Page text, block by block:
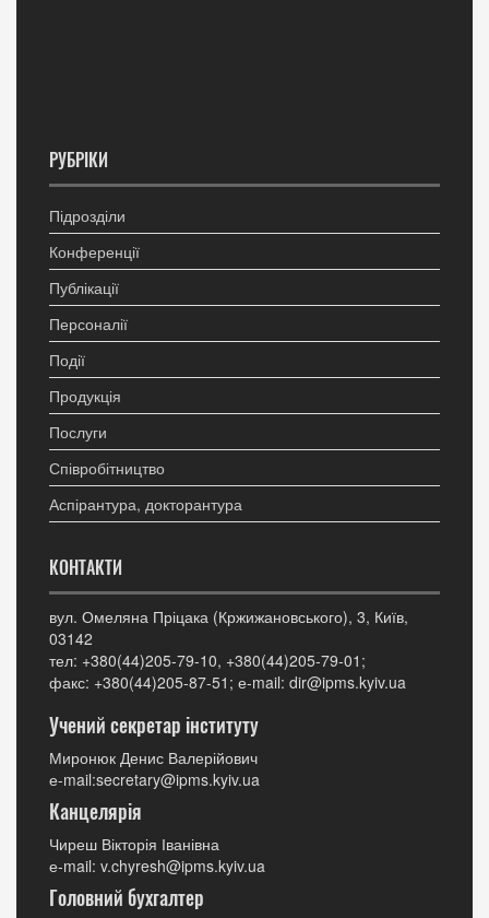
РУБРІКИ
Підрозділи
Конференції
Публікації
Персоналії
Події
Продукція
Послуги
Співробітництво
Аспірантура, докторантура
КОНТАКТИ
вул. Омеляна Пріцака (Кржижановського), 3, Київ,
03142
тел: +380(44)205-79-10, +380(44)205-79-01;
факс: +380(44)205-87-51; е-mail: dir@ipms.kyiv.ua
Учений секретар інституту
Миронюк Денис Валерійович
е-mail:secretary@ipms.kyiv.ua
Канцелярія
Чиреш Вікторія Іванівна
е-mail: v.chyresh@ipms.kyiv.ua
Головний бухгалтер